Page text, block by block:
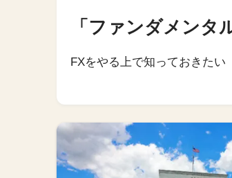
「ファンダメンタ
FXをやる上で知っておきたい